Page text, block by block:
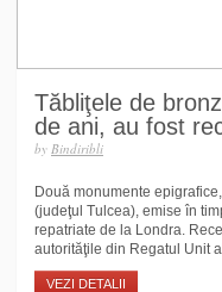
Tăbliţele de
de ani, au fost
by Bindiribli
Două monumente
(judeţul Tulcea), emise în
repatriate de la Londra.
autorităţile din Regatul Unit
VEZI DETALII